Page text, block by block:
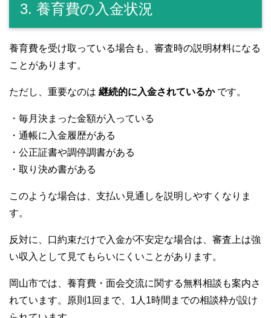
3. 養育費の入金状況
養育費を受け取っている場合も、審査時の説明材料になる
ことがあります。
ただし、重要なのは 継続的に入金されているかです。
・毎月決まった金額が入っている
・通帳に入金履歴がある
・公正証書や調停調書がある
・取り決め書がある
このような場合は、支払い見通しを説明しやすくなりま
す。
反対に、口約束だけで入金が不安定な場合は、審査上は強
い収入として見てもらいにくいことがあります。
岡山市では、養育費・面会交流に関する無料相談も案内さ
れています。原則1回まで、1人1時間までの相談枠が設け